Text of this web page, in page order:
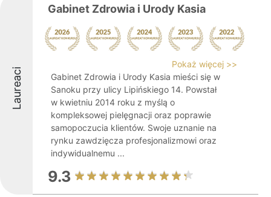
Laureaci
Gabinet Zdrowia i Urody Kasia
Pokaż więcej >>
Gabinet Zdrowia i Urody Kasia mieści się w
Sanoku przy ulicy Lipińskiego 14. Powstał
w kwietniu 2014 roku z myślą o
kompleksowej pielęgnacji oraz poprawie
samopoczucia klientów. Swoje uznanie na
rynku zawdzięcza profesjonalizmowi oraz
indywidualnemu ...
9.3